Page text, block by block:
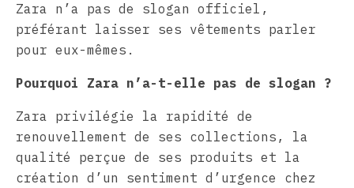
Zara n’a pas de slogan officiel,
préférant laisser ses vêtements parler
pour eux-mêmes.
Pourquoi Zara n’a-t-elle pas de slogan ?
Zara privilégie la rapidité de
renouvellement de ses collections, la
qualité perçue de ses produits et la
création d’un sentiment d’urgence chez